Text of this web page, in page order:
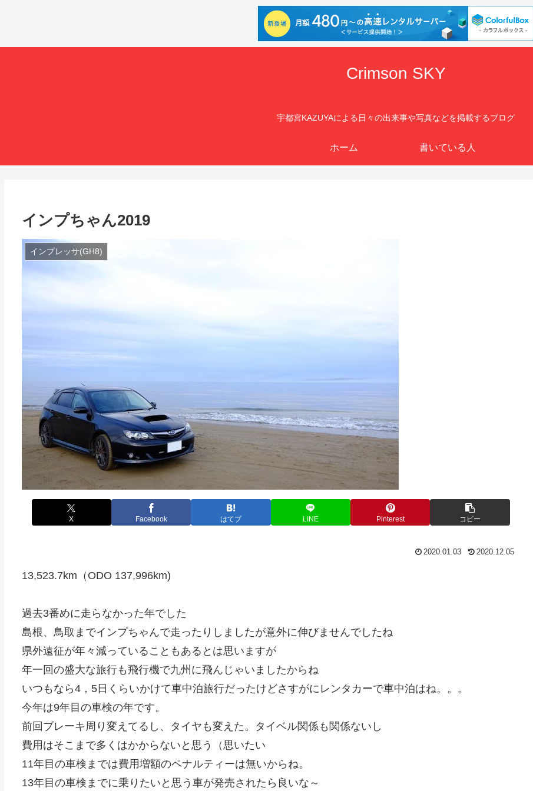
Crimson SKY
宇都宮KAZUYAによる日々の出来事や写真などを掲載するブログ
ホーム 書いている人
インプちゃん2019
インプレッサ(GH8)
X Facebook はてブ LINE Pinterest コピー
2020.01.03 2020.12.05
13,523.7km（ODO 137,996km)
過去3番めに走らなかった年でした
島根、鳥取までインプちゃんで走ったりしましたが意外に伸びませんでしたね
県外遠征が年々減っていることもあるとは思いますが
年一回の盛大な旅行も飛行機で九州に飛んじゃいましたからね
いつもなら4，5日くらいかけて車中泊旅行だったけどさすがにレンタカーで車中泊はね。。。
今年は9年目の車検の年です。
前回ブレーキ周り変えてるし、タイヤも変えた。タイベル関係も関係ないし
費用はそこまで多くはかからないと思う（思いたい
11年目の車検までは費用増額のペナルティーは無いからね。
13年目の車検までに乗りたいと思う車が発売されたら良いな～